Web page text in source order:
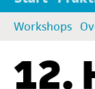
Workshops
12.